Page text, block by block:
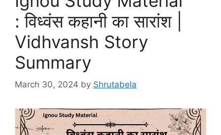
: विध्वंस कहानी का सारांश |
Vidhvansh Story
Summary
March 30, 2024 by Shrutabela